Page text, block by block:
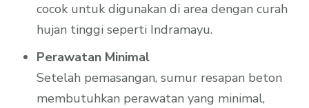
cocok untuk digunakan di area dengan curah
hujan tinggi seperti Indramayu.
Perawatan Minimal
Setelah pemasangan, sumur resapan beton
membutuhkan perawatan yang minimal,